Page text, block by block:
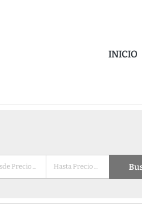
INICIO